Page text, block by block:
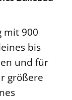
mit 900
bis
und für
größere